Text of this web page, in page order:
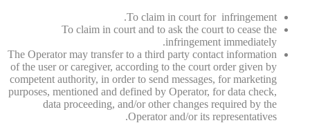
To claim in court for infringement.
To claim in court and to ask the court to cease the
infringement immediately.
The Operator may transfer to a third party contact information
of the user or caregiver, according to the court order given by
competent authority, in order to send messages, for marketing
purposes, mentioned and defined by Operator, for data check,
data proceeding, and/or other changes required by the
Operator and/or its representatives.